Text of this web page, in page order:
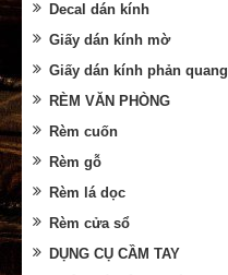
Decal dán kính
Giấy dán kính mờ
Giấy dán kính phản quang
RÈM VĂN PHÒNG
Rèm cuốn
Rèm gỗ
Rèm lá dọc
Rèm cửa sổ
DỤNG CỤ CẦM TAY